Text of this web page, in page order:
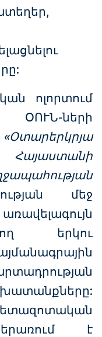
ոլորտում
ների
«Օտարերկրյա
Հայաստանի
մեջ
երկու
է